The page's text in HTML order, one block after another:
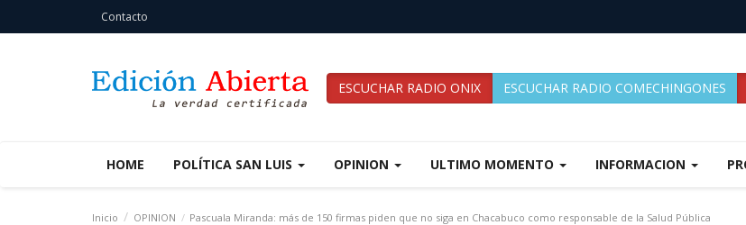
Contacto
ESCUCHAR RADIO ONIX ESCUCHAR RADIO COMECHINGONES
HOME POLÍTICA SAN LUIS OPINION ULTIMO MOMENTO INFORMACION
Inicio OPINION Pascuala Miranda: más de 150 firmas piden que no siga en Chacabuco como responsable de la Salud Pública